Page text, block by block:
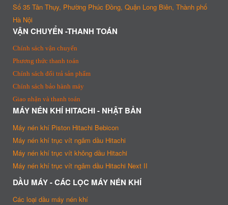
Số 35 Tân Thụy, Phường Phúc Đồng, Quận Long Biên, Thành phố
Hà Nội
VẬN CHUYỂN -THANH TOÁN
Chính sách vận chuyển
Phương thức thanh toán
Chính sách đổi trả sản phẩm
Chính sách bảo hành máy
Giao nhận và thanh toán
MÁY NÉN KHÍ HITACHI - NHẬT BẢN
Máy nén khí Piston Hitachi Bebicon
Máy nén khí trục vít ngâm dầu Hitachi
Máy nén khí trục vít không dầu Hitachi
Máy nén khí trục vít ngâm dầu Hitachi Next II
DẦU MÁY - CÁC LỌC MÁY NÉN KHÍ
Các loại dầu máy nén khí